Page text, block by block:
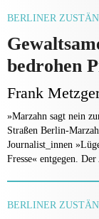
BERLINER
bedrohen
Frank
»Marzahn sagt nein
Straßen Berlin-
Journalist_innen
Fresse« entgegen.
BERLINER